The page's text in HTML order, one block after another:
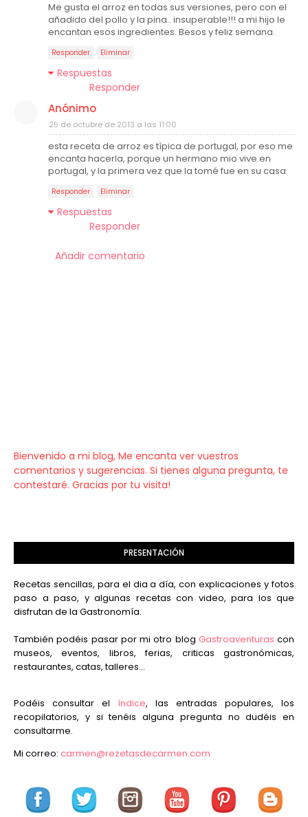
Me gusta el arroz en todas sus versiones, pero con el
añadido del pollo y la pina.. insuperable!!! a mi hijo le
encantan esos ingredientes. Besos y feliz semana.
Responder Eliminar
Respuestas
Responder
Anónimo
25 de octubre de 2013 a las 11:00
esta receta de arroz es típica de portugal, por eso me
encanta hacerla, porque un hermano mio vive en
portugal, y la primera vez que la tomé fue en su casa
Responder Eliminar
Respuestas
Responder
Añadir comentario
Bienvenido a mi blog, Me encanta ver vuestros
comentarios y sugerencias. Si tienes alguna pregunta, te
contestaré. Gracias por tu visita!
PRESENTACIÓN
Recetas sencillas, para el dia a día, con explicaciones y fotos
paso a paso, y algunas recetas con video, para los que
disfrutan de la Gastronomía.
También podéis pasar por mi otro blog Gastroaventuras con
museos, eventos, libros, ferias, criticas gastronómicas,
restaurantes, catas, talleres...
Podéis consultar el índice, las entradas populares, los
recopilatorios, y si tenéis alguna pregunta no dudéis en
consultarme.
Mi correo: carmen@rezetasdecarmen.com